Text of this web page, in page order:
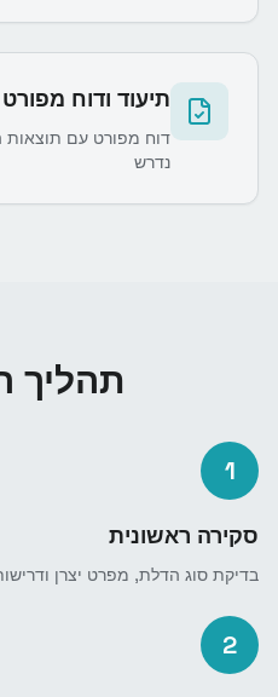
תיעוד ודוח מפורט
דוח מפורט עם תוצאות
נדרש
תהליך
1
סקירה ראשונית
בדיקת סוג הדלת, מפרט יצרן
2